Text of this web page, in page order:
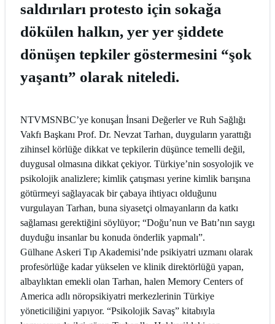
saldırıları protesto için sokağa
dökülen halkın, yer yer şiddete
dönüşen tepkiler göstermesini “şok
yaşantı” olarak niteledi.
NTVMSNBC’ye konuşan İnsani Değerler ve Ruh Sağlığı
Vakfı Başkanı Prof. Dr. Nevzat Tarhan, duyguların yarattığı
zihinsel körlüğe dikkat ve tepkilerin düşünce temelli değil,
duygusal olmasına dikkat çekiyor. Türkiye’nin sosyolojik ve
psikolojik analizlere; kimlik çatışması yerine kimlik barışına
götürmeyi sağlayacak bir çabaya ihtiyacı olduğunu
vurgulayan Tarhan, buna siyasetçi olmayanların da katkı
sağlaması gerektiğini söylüyor; “Doğu’nun ve Batı’nın saygı
duyduğu insanlar bu konuda önderlik yapmalı”.
Gülhane Askeri Tıp Akademisi’nde psikiyatri uzmanı olarak
profesörlüğe kadar yükselen ve klinik direktörlüğü yapan,
albaylıktan emekli olan Tarhan, halen Memory Centers of
America adlı nöropsikiyatri merkezlerinin Türkiye
yöneticiliğini yapıyor. “Psikolojik Savaş” kitabıyla